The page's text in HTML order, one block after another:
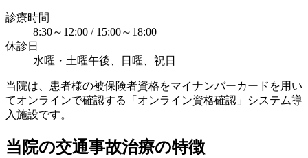
診療時間
8:30～12:00 / 15:00～18:00
休診日
水曜・土曜午後、日曜、祝日
当院は、患者様の被保険者資格をマイナンバーカードを用い
てオンラインで確認する「オンライン資格確認」システム導
入施設です。
当院の交通事故治療の特徴